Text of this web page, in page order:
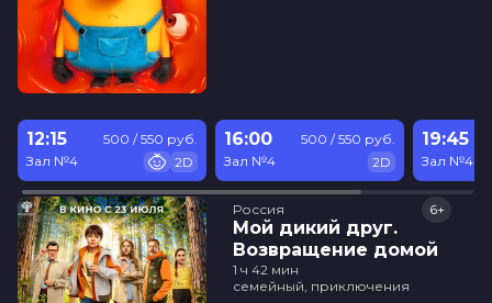
12:15
Зал №4
500 / 550 руб.
2D
16:00
Зал №4
500 / 550 руб.
2D
19:45
Зал №4
Россия
Мой дикий друг.
Возвращение домой
6+
1 ч 42 мин
семейный, приключения